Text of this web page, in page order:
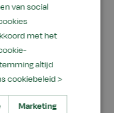
dier, bloem,
binnen. De
in Dronten zijn
" aldus Anne.
op terugkijkt:
van social
met het
altijd
cookiebeleid >
Marketing